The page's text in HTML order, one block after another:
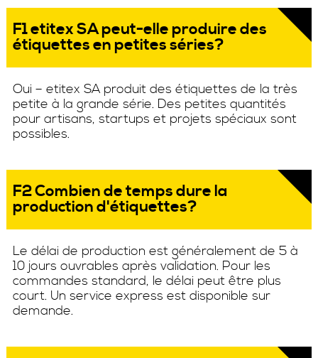
F1 etitex SA peut-elle produire des
étiquettes en petites séries?
Oui – etitex SA produit des étiquettes de la très
petite à la grande série. Des petites quantités
pour artisans, startups et projets spéciaux sont
possibles.
F2 Combien de temps dure la
production d'étiquettes?
Le délai de production est généralement de 5 à
10 jours ouvrables après validation. Pour les
commandes standard, le délai peut être plus
court. Un service express est disponible sur
demande.